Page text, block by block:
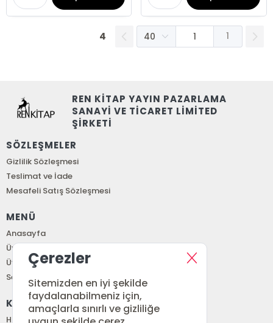
4 1
REN KİTAP YAYIN PAZARLAMA
SANAYİ VE TİCARET LİMİTED
ŞİRKETİ
SÖZLEŞMELER
Gizlilik Sözleşmesi
Teslimat ve İade
Mesafeli Satış Sözleşmesi
MENÜ
Anasayfa
Üye Girişi
Üye Ol
Sepetim
KURUMSAL
Hakkımızda
Çerezler
Sitemizden en iyi şekilde
faydalanabilmeniz için,
amaçlarla sınırlı ve gizliliğe